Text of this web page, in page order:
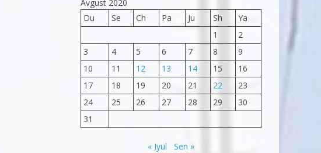
Avgust 2020
Du
Se Ch Pa Ju Sh
Ya
1
2
3
4 5 6 7 8
9
10
11 12 13 14 15
16
17
18 19 20 21 22
23
24
25 26 27 28 29
30
31
« Iyul Sen »